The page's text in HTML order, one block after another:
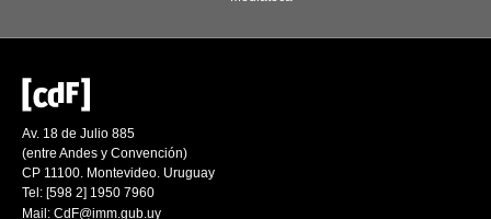
Av. 18 de Julio 885
(entre Andes y Convención)
CP 11100. Montevideo. Uruguay
Tel: [598 2] 1950 7960
Mail: CdF@imm.gub.uy